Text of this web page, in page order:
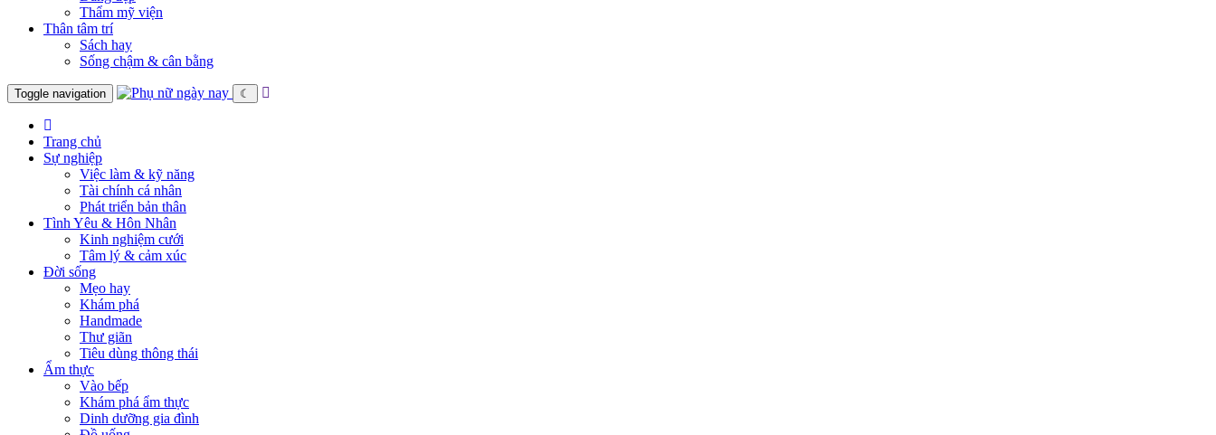
Thẩm mỹ viện
Thân tâm trí
Sách hay
Sống chậm & cân bằng
Toggle navigation ☾
Trang chủ
Sự nghiệp
Việc làm & kỹ năng
Tài chính cá nhân
Phát triển bản thân
Tình Yêu & Hôn Nhân
Kinh nghiệm cưới
Tâm lý & cảm xúc
Đời sống
Mẹo hay
Khám phá
Handmade
Thư giãn
Tiêu dùng thông thái
Ẩm thực
Vào bếp
Khám phá ẩm thực
Dinh dưỡng gia đình